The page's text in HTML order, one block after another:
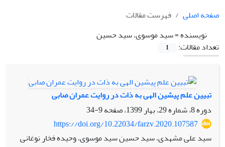
صفحه اصلی
فهرست مقالات
نویسنده =سید موسوی، سید حسین
تعداد مقالات:
1
تبیین علم پیشین الهی به ذات در روایت عمران صابی
دوره 8، شماره 29، بهار 1399، صفحه
9-34
https://doi.org/10.22034/farzv.2020.107587
سید علی مشهدی، سید حسین سید موسوی، وحیده فخار نوغانی